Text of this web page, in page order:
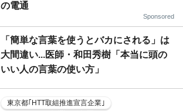
の電通
Sponsored
「簡単な言葉を使うとバカにされる」は
大間違い...医師・和田秀樹「本当に頭の
いい人の言葉の使い方」
東京都｢HTT取組推進宣言企業｣